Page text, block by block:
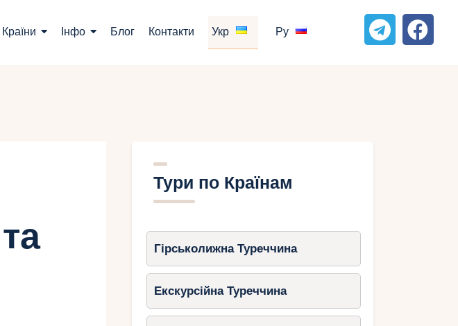
Країни Інфо Блог Контакти Укр Ру
Тури по Країнам
Гірськолижна Туреччина
Екскурсійна Туреччина